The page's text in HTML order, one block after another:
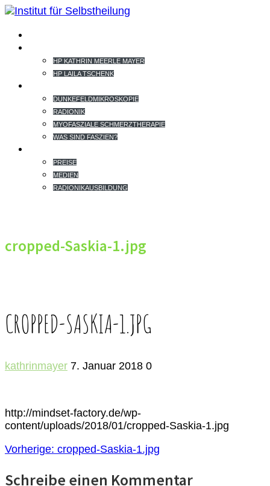
HP KATHRIN MEERLE MAYER
HP LAILA TSCHENK
DUNKEFELDMIKROSKOPIE
RADIONIK
MYOFASZIALE SCHMERZTHERAPIE
WAS SIND FASZIEN?
PREISE
MEDIEN
RADIONIKAUSBILDUNG
cropped-Saskia-1.jpg
CROPPED-SASKIA-1.JPG
kathrinmayer 7. Januar 2018 0
http://mindset-factory.de/wp-
content/uploads/2018/01/cropped-Saskia-1.jpg
BEITRAGSNAVIGATION
Vorherige: Vorheriger
cropped-Saskia-1.jpg
Schreibe einen Kommentar